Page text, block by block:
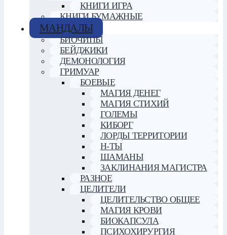
КНИГИ ИГРА
КНИГИ БУМАЖНЫЕ
МАНДАЛЫ
БИОЧИПЫ
БЕЙДЖИКИ
ДЕМОНОЛОГИЯ
ГРИМУАР
БОЕВЫЕ
МАГИЯ ДЕНЕГ
МАГИЯ СТИХИЙ
ГОЛЕМЫ
КИБОРГ
ЛОРДЫ ТЕРРИТОРИИ
Н-ТЫ
ШАМАНЫ
ЗАКЛИНАНИЯ МАГИСТРА
РАЗНОЕ
ЦЕЛИТЕЛИ
ЦЕЛИТЕЛЬСТВО ОБЩЕЕ
МАГИЯ КРОВИ
БИОКАПСУЛА
ПСИХОХИРУРГИЯ